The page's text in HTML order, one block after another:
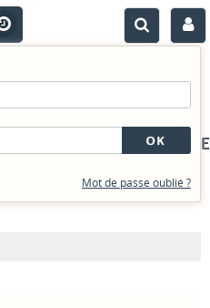
PORTAIL DOCUMENTAIRE
Mot de passe oublié ?